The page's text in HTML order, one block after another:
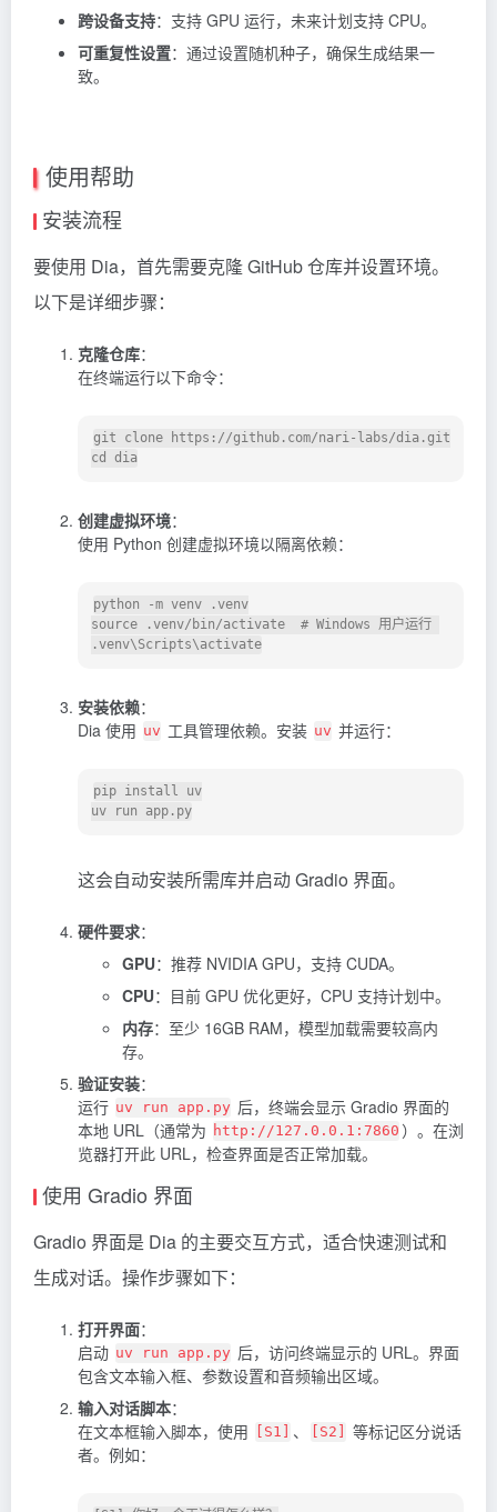
跨设备支持：支持 GPU 运行，未来计划支持 CPU。
可重复性设置：通过设置随机种子，确保生成结果一
致。
使用帮助
安装流程
要使用 Dia，首先需要克隆 GitHub 仓库并设置环境。
以下是详细步骤：
克隆仓库：
在终端运行以下命令：
git clone https://github.com/nari-labs/dia.git
创建虚拟环境：
使用 Python 创建虚拟环境以隔离依赖：
python -m venv .venv
source .venv/bin/activate  # Windows 用户运行
安装依赖：
Dia 使用 uv 工具管理依赖。安装 uv 并运行：
pip install uv
这会自动安装所需库并启动 Gradio 界面。
硬件要求：
GPU：推荐 NVIDIA GPU，支持 CUDA。
CPU：目前 GPU 优化更好，CPU 支持计划中。
内存：至少 16GB RAM，模型加载需要较高内
存。
验证安装：
运行 uv run app.py 后，终端会显示 Gradio 界面的
本地 URL（通常为 http://127.0.0.1:7860 ）。在浏
览器打开此 URL，检查界面是否正常加载。
使用 Gradio 界面
Gradio 界面是 Dia 的主要交互方式，适合快速测试和
生成对话。操作步骤如下：
打开界面：
启动 uv run app.py 后，访问终端显示的 URL。界面
包含文本输入框、参数设置和音频输出区域。
输入对话脚本：
在文本框输入脚本，使用
[S1] 、 [S2]
等标记区分说话
者。例如：